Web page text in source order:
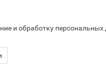
и обработку персональных